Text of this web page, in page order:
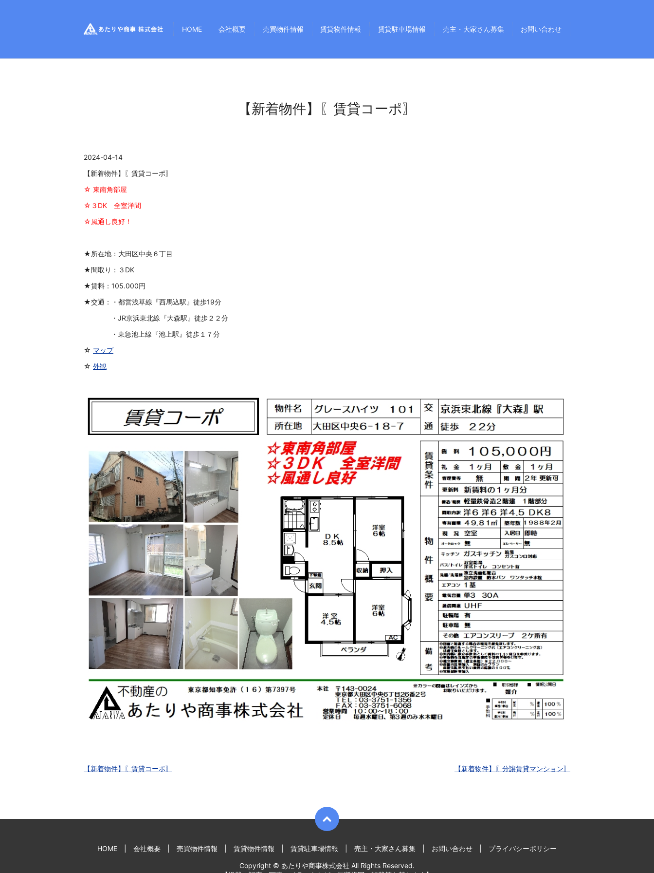
HOME 会社概要 売買物件情報 賃貸物件情報 賃貸駐車場情報 売主・大家さん募集 お問い合わせ
【新着物件】〖賃貸コーポ〗
2024-04-14
【新着物件】〖賃貸コーポ〗
☆ 東南角部屋
☆３DK 全室洋間
☆風通し良好！
★所在地：大田区中央６丁目
★間取り：３DK
★賃料：105.000円
★交通：・都営浅草線 『西馬込駅』徒歩19分
・JR京浜東北線『大森駅』徒歩２２分
・ 東急池上線『池上駅』徒歩１７分
☆ マップ
☆ 外観
【新着物件】〖賃貸コーポ〗 【新着物件】〖分譲賃貸マンション〗
HOME 会社概要 売買物件情報 賃貸物件情報 賃貸駐車場情報 売主・大家さん募集 お問い合わせ プライバシーポリシー
Copyright © あたりや商事株式会社 All Rights Reserved.